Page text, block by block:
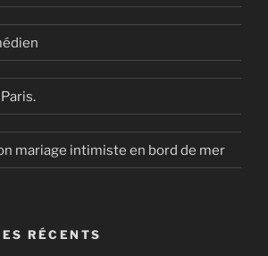
mariage intimiste en bord de mer
RÉCENTS